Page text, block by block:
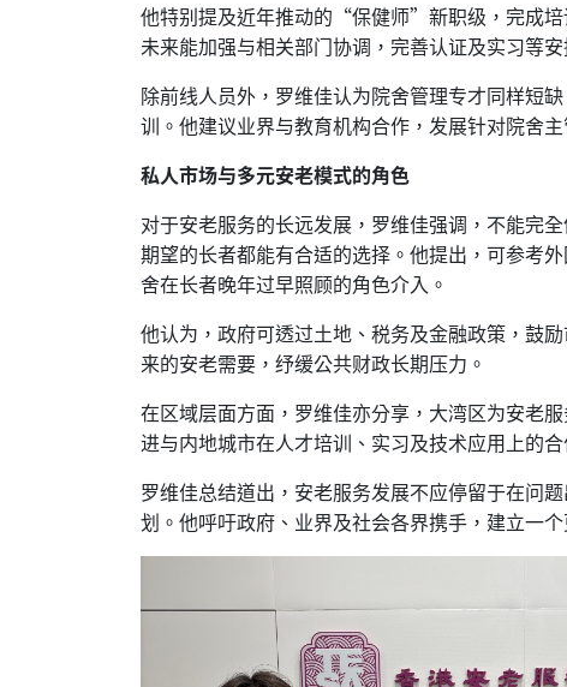
他特别提及近年推动的“保健师”新职级，完成培
未来能加强与相关部门协调，完善认证及实习等
除前线人员外，罗维佳认为院舍管理专才同样短
训。他建议业界与教育机构合作，发展针对院舍
私人市场与多元安老模式的角色
对于安老服务的长远发展，罗维佳强调，不能完
期望的长者都能有合适的选择。他提出，可参
舍在长者晚年过早照顾的角色介入。
他认为，政府可透过土地、税务及金融政策，鼓
来的安老需要，纾缓公共财政长期压力。
在区域层面方面，罗维佳亦分享，大湾区为安老
进与内地城市在人才培训、实习及技术应用上的
罗维佳总结道出，安老服务发展不应停留于在问
划。他呼吁政府、业界及社会各界携手，建立一